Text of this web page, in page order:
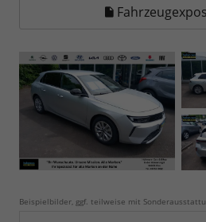
Beispielbilder, ggf. teilweise mit